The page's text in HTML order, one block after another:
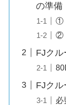
の準備
①
②
FJク
FJク
必